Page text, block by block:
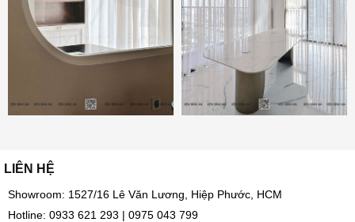
LIÊN HỆ
Showroom: 1527/16 Lê Văn Lương, Hiệp Phước, HCM
Hotline: 0933 621 293 | 0975 043 799